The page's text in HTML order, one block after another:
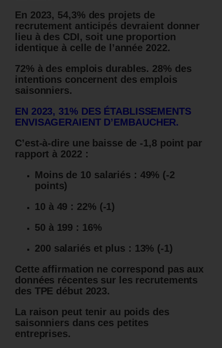
En 2023, 54,3% des projets de
recrutement anticipés devraient donner
lieu à des CDI, soit une proportion
identique à celle de l’année 2022.
72% à des emplois durables. 28% des
intentions concernent des emplois
saisonniers.
EN 2023, 31% DES ÉTABLISSEMENTS
ENVISAGERAIENT D’EMBAUCHER.
C’est-à-dire une baisse de -1,8 point par
rapport à 2022 :
Moins de 10 salariés : 49% (-2
points)
10 à 49 : 22% (-1)
50 à 199 : 16%
200 salariés et plus : 13% (-1)
Cette affirmation ne correspond pas aux
données récentes sur les recrutements
des TPE début 2023.
La raison peut tenir au poids des
saisonniers dans ces petites
entreprises.